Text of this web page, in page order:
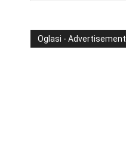
Oglasi - Advertisement